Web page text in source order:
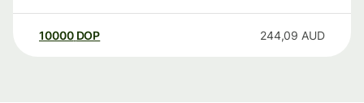
10000 DOP 244,09 AUD